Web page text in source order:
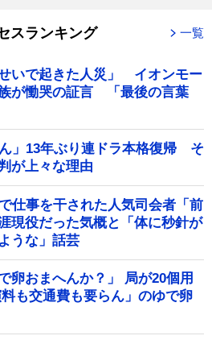
スランキング 一覧
せいで起きた人災」 イオンモー
が慟哭の証言 「最後の言葉
」13年ぶり連ドラ本格復帰 そ
が上々な理由
仕事を干された人気司会者「前
現役だった気概と「体に秒針が
うな」話芸
卵おまへんか？」 局が20個用
も交通費も要らん」のゆで卵